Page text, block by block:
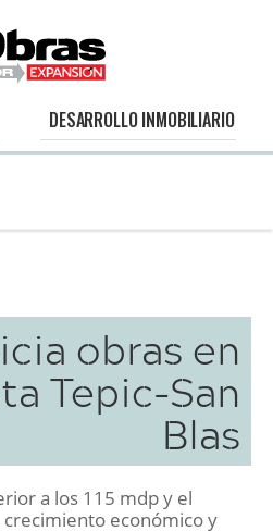
DESARROLLO INMOBILIARIO
obras en
Tepic-San
Blas
a los 115 mdp y el
económico y